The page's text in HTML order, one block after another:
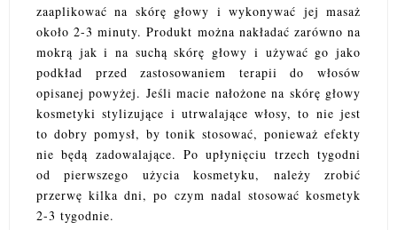
zaaplikować na skórę głowy i wykonywać jej masaż
około 2-3 minuty. Produkt można nakładać zarówno na
mokrą jak i na suchą skórę głowy i używać go jako
podkład przed zastosowaniem terapii do włosów
opisanej powyżej. Jeśli macie nałożone na skórę głowy
kosmetyki stylizujące i utrwalające włosy, to nie jest
to dobry pomysł, by tonik stosować, ponieważ efekty
nie będą zadowalające. Po upłynięciu trzech tygodni
od pierwszego użycia kosmetyku, należy zrobić
przerwę kilka dni, po czym nadal stosować kosmetyk
2-3 tygodnie.